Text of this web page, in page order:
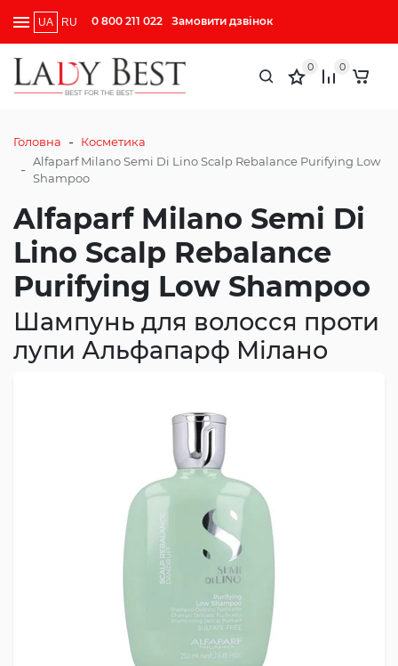
UA RU 0 800 211 022 Замовити дзвінок
0 0
Головна - Косметика
- Alfaparf Milano Semi Di Lino Scalp Rebalance Purifying Low
Shampoo
Alfaparf Milano Semi Di
Lino Scalp Rebalance
Purifying Low Shampoo
Шампунь для волосся проти
лупи Альфапарф Мілано